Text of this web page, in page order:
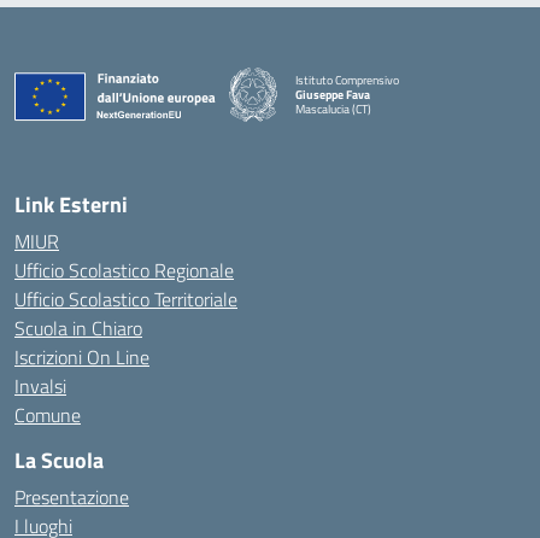
Istituto Comprensivo
Giuseppe Fava
Mascalucia (CT)
Link Esterni
MIUR
Ufficio Scolastico Regionale
Ufficio Scolastico Territoriale
Scuola in Chiaro
Iscrizioni On Line
Invalsi
Comune
La Scuola
Presentazione
I luoghi